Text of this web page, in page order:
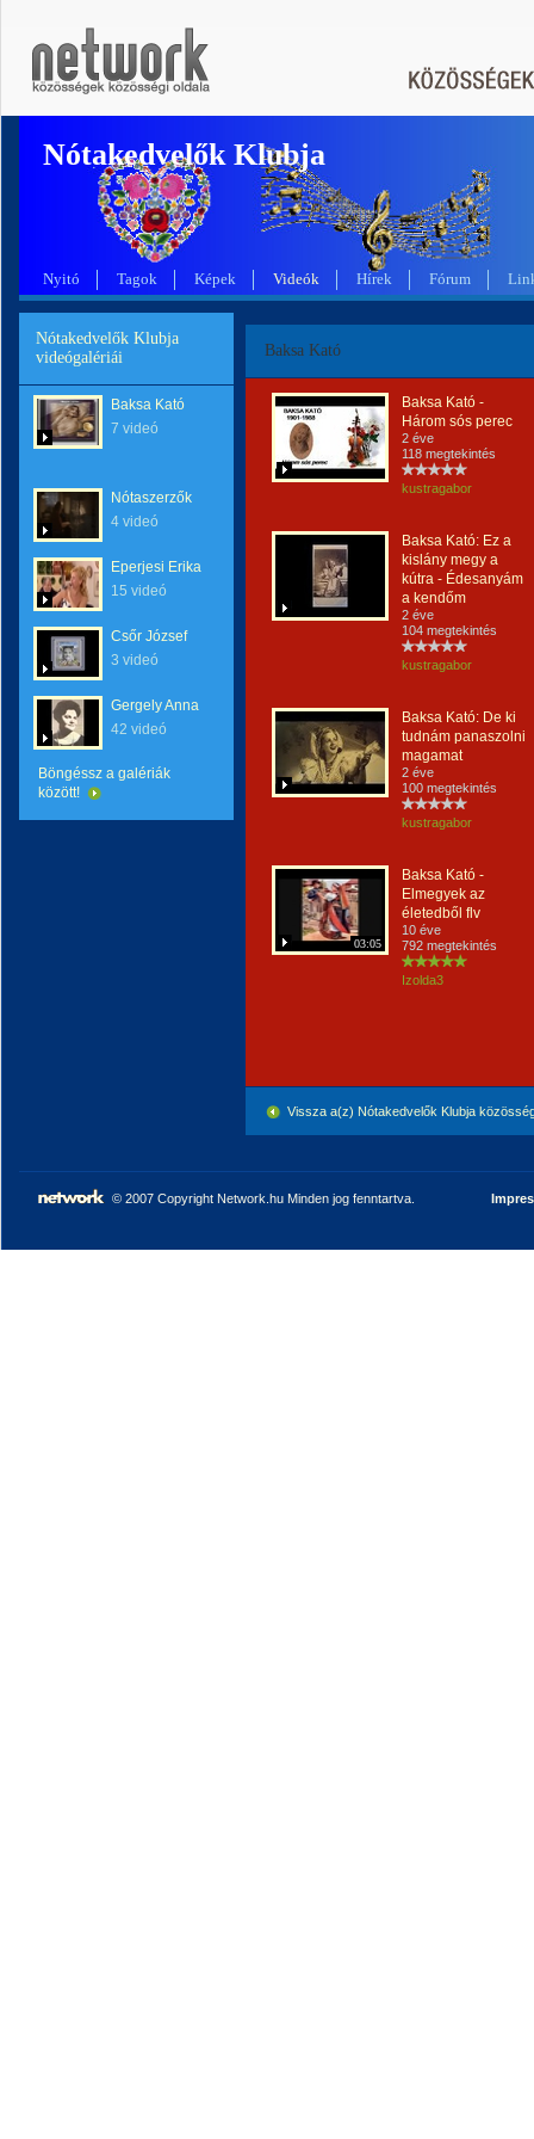
Nótakedvelők Klubja
Nyitó Tagok Képek Videók Hírek Fórum
Nótakedvelők Klubja
videógalériái
Baksa Kató
7 videó
Nótaszerzők
4 videó
Eperjesi Erika
15 videó
Csőr József
3 videó
Gergely Anna
42 videó
Böngéssz a galériák
között!
Baksa Kató
Baksa Kató -
Három sós perec
2 éve
118 megtekintés
kustragabor
Baksa Kató: Ez a
kislány megy a
kútra - Édesanyám
a kendőm
2 éve
104 megtekintés
kustragabor
Baksa Kató: De ki
tudnám panaszolni
magamat
2 éve
100 megtekintés
kustragabor
03:05
Baksa Kató -
Elmegyek az
életedből flv
10 éve
792 megtekintés
Izolda3
Vissza a(z) Nótakedvelők Klubja
© 2007 Copyright Network.hu Minden jog fenntartva.